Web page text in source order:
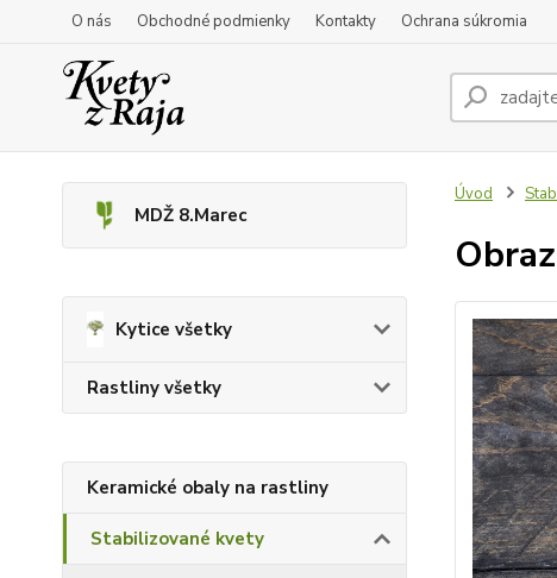
O nás Obchodné podmienky Kontakty Ochrana súkromia
MDŽ 8.Marec
Kytice všetky
Rastliny všetky
Keramické obaly na rastliny
Stabilizované kvety
Úvod